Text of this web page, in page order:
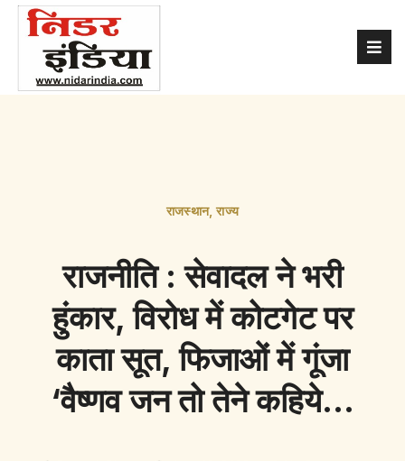
राजस्थान,राज्य
राजनीति : सेवादल ने भरी
हुंकार, विरोध में कोटगेट पर
काता सूत, फिजाओं में गूंजा
‘वैष्णव जन तो तेने कहिये…